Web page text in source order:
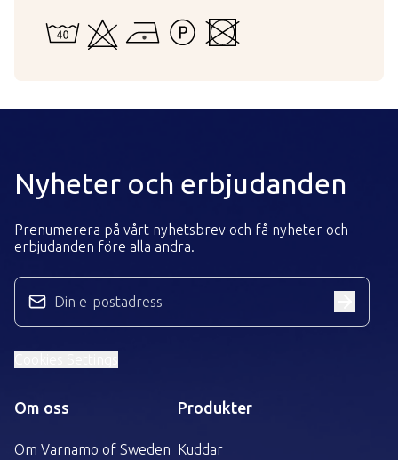
40 - Kan vattentvättas i maskin eller för hand
Kan ej blekasStrykning med låg temperatur
Tål inte starkare tvättvätskor än
Kan inte torktumlas
Nyheter och erbjudanden
Prenumerera på vårt nyhetsbrev och få nyheter och
erbjudanden före alla andra.
Din e-postadress
Om oss
Om Varnamo of Sweden
Produkter
Kuddar